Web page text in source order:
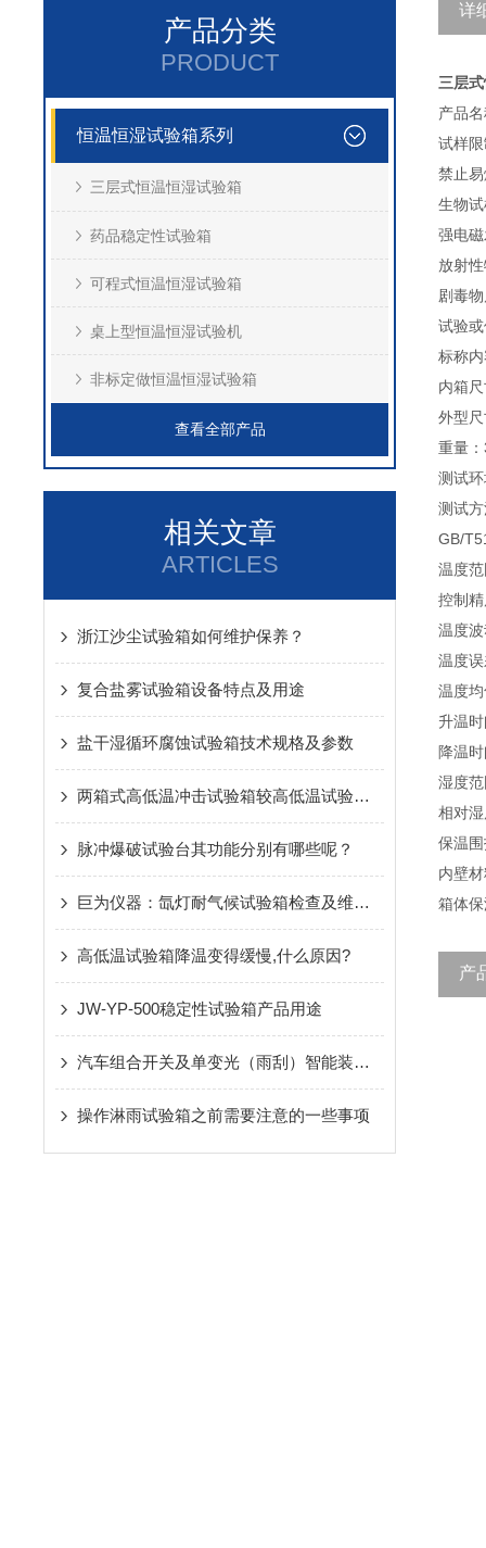
产品分类
PRODUCT
恒温恒湿试验箱系列
三层式恒温恒湿试验箱
药品稳定性试验箱
可程式恒温恒湿试验箱
桌上型恒温恒湿试验机
非标定做恒温恒湿试验箱
查看全部产品
相关文章
ARTICLES
浙江沙尘试验箱如何维护保养？
复合盐雾试验箱设备特点及用途
盐干湿循环腐蚀试验箱技术规格及参数
两箱式高低温冲击试验箱较高低温试验箱的特点
脉冲爆破试验台其功能分别有哪些呢？
巨为仪器：氙灯耐气候试验箱检查及维护保养1
高低温试验箱降温变得缓慢,什么原因?
JW-YP-500稳定性试验箱产品用途
汽车组合开关及单变光（雨刮）智能装配线的策划方案
操作淋雨试验箱之前需要注意的一些事项
详
三层
产品
试样
禁止
生物
强电
放射
剧毒
试验
标称
内箱
外型
重量
测试
测试
GB/
温度
控制
温度
温度
温度
升温
降温
湿度
相对
保温
内壁
箱体
产